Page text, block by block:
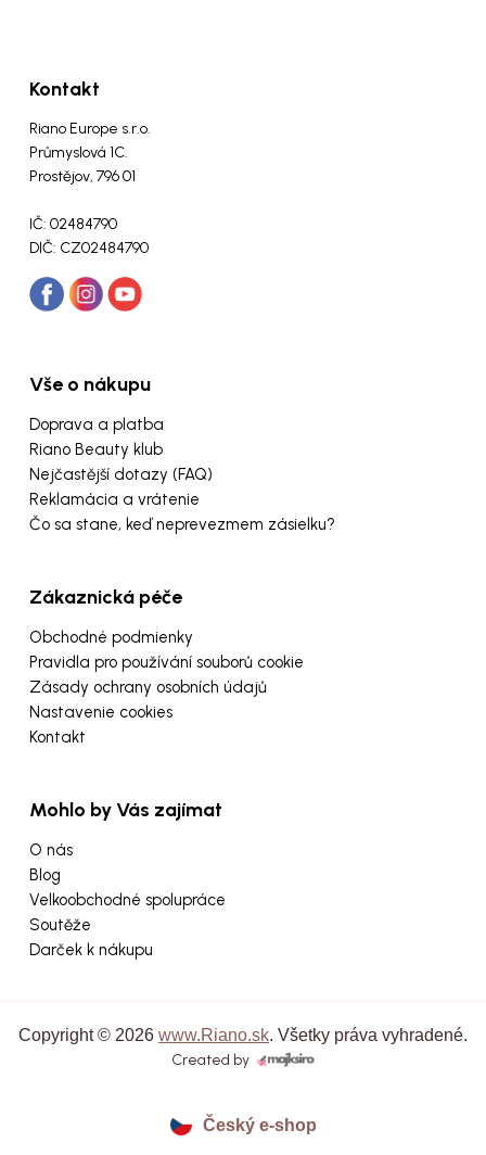
Kontakt
Riano Europe s.r.o.
Průmyslová 1C.
Prostějov, 796 01
IČ: 02484790
DIČ: CZ02484790
Vše o nákupu
Doprava a platba
Riano Beauty klub
Nejčastější dotazy (FAQ)
Reklamácia a vrátenie
Čo sa stane, keď neprevezmem zásielku?
Zákaznická péče
Obchodné podmienky
Pravidla pro používání souborů cookie
Zásady ochrany osobních údajů
Nastavenie cookies
Kontakt
Mohlo by Vás zajímat
O nás
Blog
Velkoobchodné spolupráce
Soutěže
Darček k nákupu
Copyright © 2026 www.Riano.sk. Všetky práva vyhradené.
Created by
Český e-shop